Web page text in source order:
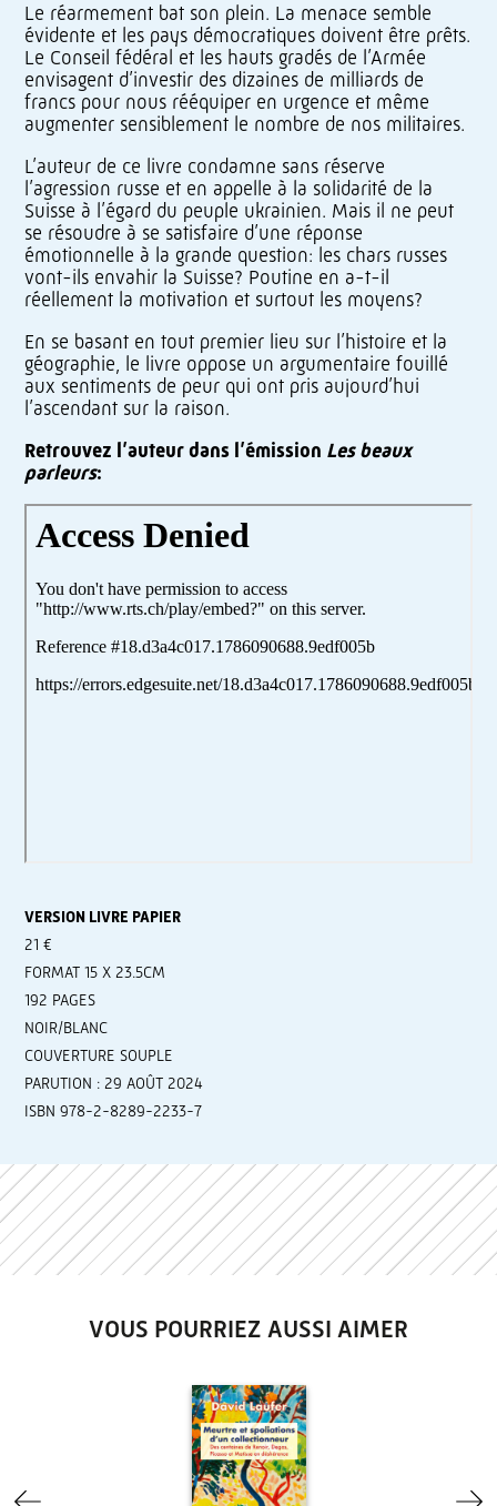
Le réarmement bat son plein. La menace semble
évidente et les pays démocratiques doivent être prêts.
Le Conseil fédéral et les hauts gradés de l’Armée
envisagent d’investir des dizaines de milliards de
francs pour nous rééquiper en urgence et même
augmenter sensiblement le nombre de nos militaires.
L’auteur de ce livre condamne sans réserve
l’agression russe et en appelle à la solidarité de la
Suisse à l’égard du peuple ukrainien. Mais il ne peut
se résoudre à se satisfaire d’une réponse
émotionnelle à la grande question: les chars russes
vont-ils envahir la Suisse? Poutine en a-t-il
réellement la motivation et surtout les moyens?
En se basant en tout premier lieu sur l’histoire et la
géographie, le livre oppose un argumentaire fouillé
aux sentiments de peur qui ont pris aujourd’hui
l’ascendant sur la raison.
Retrouvez l’auteur dans l’émission Les beaux
parleurs:
VERSION LIVRE PAPIER
21 €
FORMAT 15 X 23.5CM
192 PAGES
NOIR/BLANC
COUVERTURE SOUPLE
PARUTION : 29 AOÛT 2024
ISBN 978-2-8289-2233-7
VOUS POURRIEZ AUSSI AIMER